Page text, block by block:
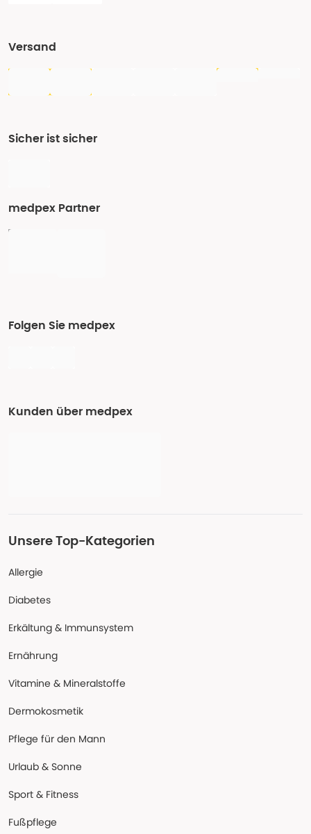
Versand
Sicher ist sicher
medpex Partner
Folgen Sie medpex
Kunden über medpex
Unsere Top-Kategorien
Allergie
Diabetes
Erkältung & Immunsystem
Ernährung
Vitamine & Mineralstoffe
Dermokosmetik
Pflege für den Mann
Urlaub & Sonne
Sport & Fitness
Fußpflege